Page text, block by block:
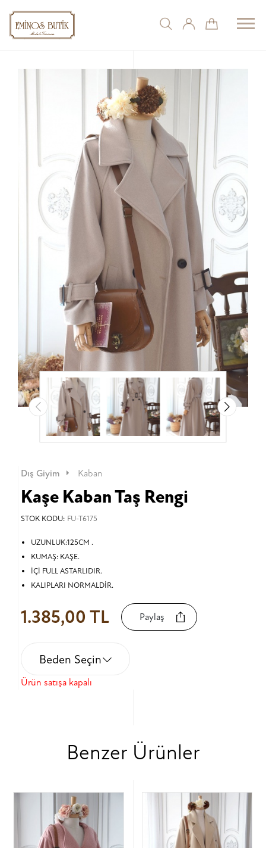
Dış Giyim Kaban
Kaşe Kaban Taş Rengi
STOK KODU: FU-T6175
UZUNLUK:125CM .
KUMAŞ: KAŞE.
İÇİ FULL ASTARLIDIR.
KALIPLARI NORMALDİR.
1.385,00 TL Paylaş
Beden Seçin
Ürün satışa kapalı
Benzer Ürünler